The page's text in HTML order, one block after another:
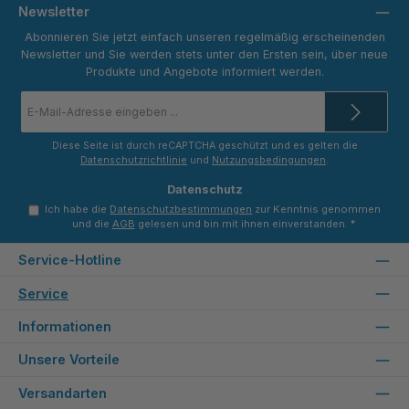
Newsletter
Abonnieren Sie jetzt einfach unseren regelmäßig erscheinenden
Newsletter und Sie werden stets unter den Ersten sein, über neue
Produkte und Angebote informiert werden.
Mail-
Diese Seite ist durch reCAPTCHA geschützt und es gelten die
Datenschutzrichtlinie und Nutzungsbedingungen.
Datenschutz
Ich habe die Datenschutzbestimmungen zur Kenntnis genommen
und die AGB gelesen und bin mit ihnen einverstanden. *
Service-Hotline
Service
Informationen
Unsere Vorteile
Versandarten